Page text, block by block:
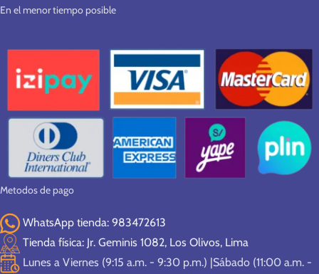
En el menor tiempo posible
Metodos de pago
WhatsApp tienda: 983472613
Tienda física: Jr. Geminis 1082, Los Olivos, Lima
Lunes a Viernes (9:15 a.m. - 9:30 p.m.) |Sábado (11:00 a.m. -